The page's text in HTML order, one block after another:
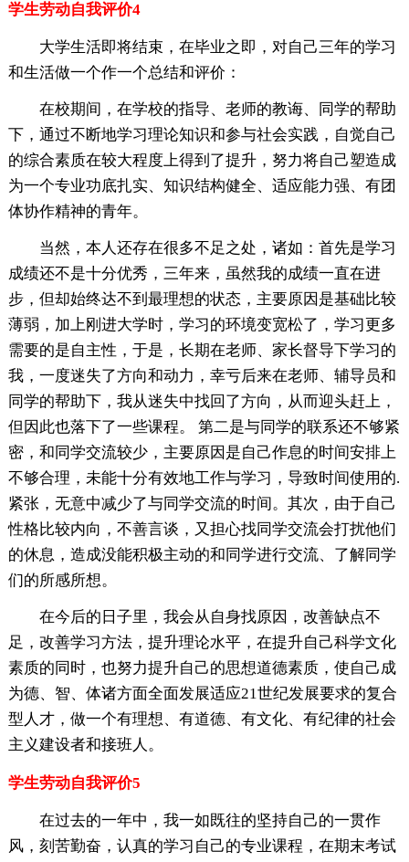
学生劳动自我评价4
大学生活即将结束，在毕业之即，对自己三年的学习
和生活做一个作一个总结和评价：
在校期间，在学校的指导、老师的教诲、同学的帮助
下，通过不断地学习理论知识和参与社会实践，自觉自己
的综合素质在较大程度上得到了提升，努力将自己塑造成
为一个专业功底扎实、知识结构健全、适应能力强、有团
体协作精神的青年。
当然，本人还存在很多不足之处，诸如：首先是学习
成绩还不是十分优秀，三年来，虽然我的成绩一直在进
步，但却始终达不到最理想的状态，主要原因是基础比较
薄弱，加上刚进大学时，学习的环境变宽松了，学习更多
需要的是自主性，于是，长期在老师、家长督导下学习的
我，一度迷失了方向和动力，幸亏后来在老师、辅导员和
同学的帮助下，我从迷失中找回了方向，从而迎头赶上，
但因此也落下了一些课程。 第二是与同学的联系还不够紧
密，和同学交流较少，主要原因是自己作息的时间安排上
不够合理，未能十分有效地工作与学习，导致时间使用的.
紧张，无意中减少了与同学交流的时间。其次，由于自己
性格比较内向，不善言谈，又担心找同学交流会打扰他们
的休息，造成没能积极主动的和同学进行交流、了解同学
们的所感所想。
在今后的日子里，我会从自身找原因，改善缺点不
足，改善学习方法，提升理论水平，在提升自己科学文化
素质的同时，也努力提升自己的思想道德素质，使自己成
为德、智、体诸方面全面发展适应21世纪发展要求的复合
型人才，做一个有理想、有道德、有文化、有纪律的社会
主义建设者和接班人。
学生劳动自我评价5
在过去的一年中，我一如既往的坚持自己的一贯作
风，刻苦勤奋，认真的学习自己的专业课程，在期末考试